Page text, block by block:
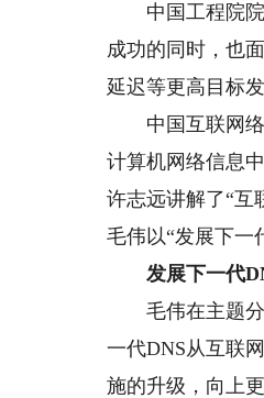
中国工程院院
成功的同时，也
延迟等更高目标发
中国互联网络
计算机网络信息
许志远讲解了“互
毛伟以“发展下一
发展下一代
毛伟在主题分
一代DNS从互联
施的升级，向上